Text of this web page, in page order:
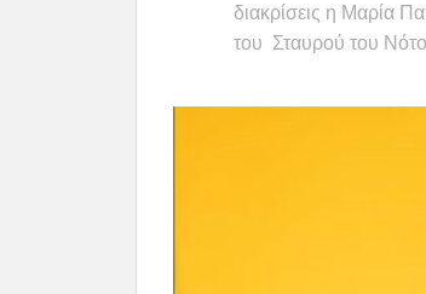
διακρίσεις η Μαρία
του Σταυρού του